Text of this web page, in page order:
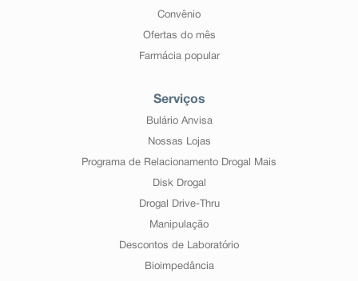
Convênio
Ofertas do mês
Farmácia popular
Serviços
Bulário Anvisa
Nossas Lojas
Programa de Relacionamento Drogal Mais
Disk Drogal
Drogal Drive-Thru
Manipulação
Descontos de Laboratório
Bioimpedância